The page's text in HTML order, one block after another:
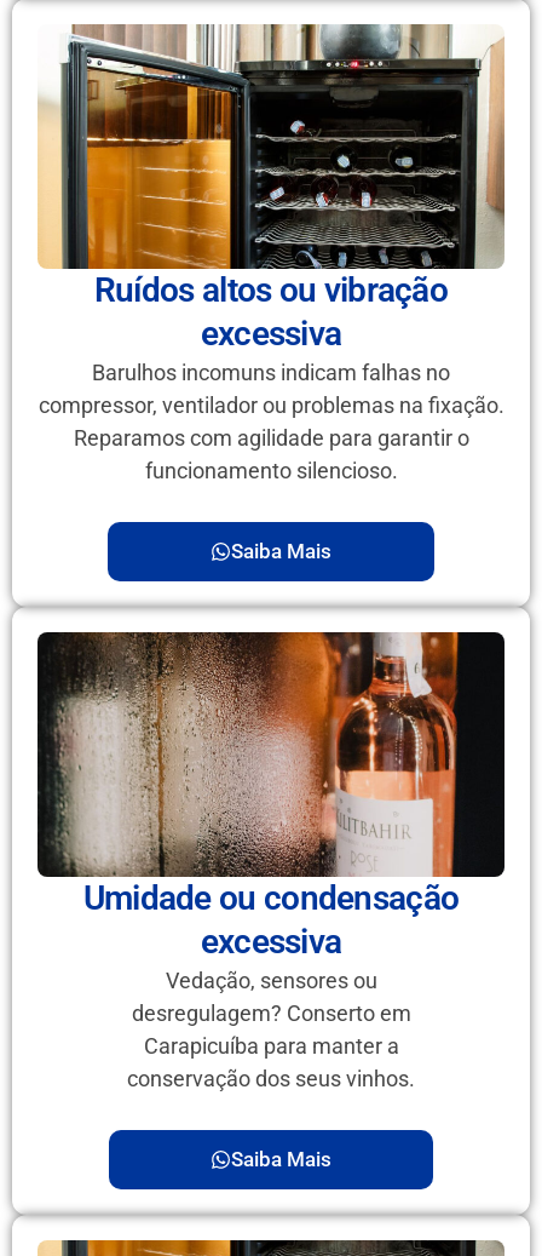
Ruídos altos ou vibração
excessiva
Barulhos incomuns indicam falhas no
compressor, ventilador ou problemas na fixação.
Reparamos com agilidade para garantir o
funcionamento silencioso.
Saiba Mais
Umidade ou condensação
excessiva
Vedação, sensores ou
desregulagem? Conserto em
Carapicuíba para manter a
conservação dos seus vinhos.
Saiba Mais